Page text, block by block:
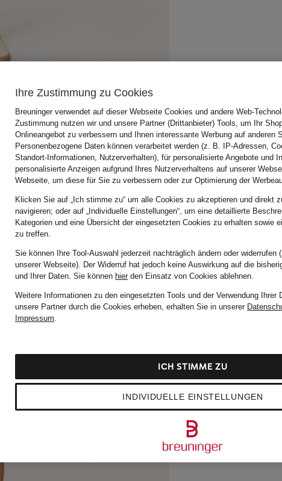
Ihre Zustimmung zu Cookies
Breuninger verwendet auf dieser Webseite Cookies und andere Web-
Zustimmung nutzen wir und unsere Partner (Drittanbieter) Tools, um Ihr
Onlineangebot zu verbessern und Ihnen interessante Werbung auf anderen
Personenbezogene Daten können verarbeitet werden (z. B. IP-Adressen,
Standort-Informationen, Nutzerverhalten), für personalisierte Angebote und
personalisierte Anzeigen aufgrund Ihres Nutzerverhaltens auf unserer
Webseite, um diese für Sie zu verbessern oder zur Optimierung der
Klicken Sie auf „Ich stimme zu“ um alle Cookies zu akzeptieren und direkt
navigieren; oder auf „Individuelle Einstellungen“, um eine detaillierte
Kategorien und eine Übersicht der eingesetzten Cookies zu erhalten sowie
zu treffen.
Sie können Ihre Tool-Auswahl jederzeit nachträglich ändern oder widerrufen
unserer Webseite). Der Widerruf hat jedoch keine Auswirkung auf die
und Ihrer Daten. Sie können hierden Einsatz von Cookies ablehnen.
Weitere Informationen zu den eingesetzten Tools und der Verwendung Ihrer
unsere Partner durch die Cookies erheben, erhalten Sie in unserer
Impressum.
INDIVIDUELLE EINSTELLUNGEN
ICH STIMME ZU